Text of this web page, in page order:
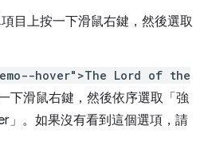
目上按一下滑鼠右鍵，然後選取
hover">The Lord of the
下滑鼠右鍵，然後依序選取「強
」 。如果沒有看到這個選項，請